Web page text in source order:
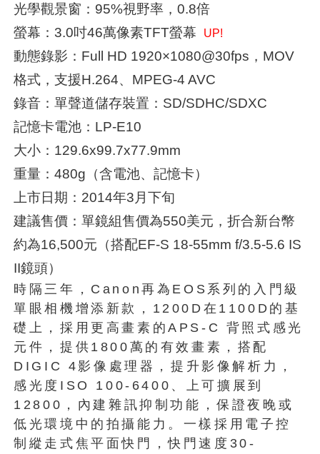
光學觀景窗：95%視野率，0.8倍
螢幕：3.0吋46萬像素TFT螢幕
UP!
動態錄影：Full HD 1920×1080@30fps，MOV
格式，支援H.264、MPEG-4 AVC
錄音：單聲道儲存裝置：SD/SDHC/SDXC
記憶卡電池：LP-E10
大小：129.6x99.7x77.9mm
重量：480g（含電池、記憶卡）
上市日期：2014年3月下旬
建議售價：單鏡組售價為550美元，折合新台幣
約為16,500元（搭配EF-S 18-55mm f/3.5-5.6 IS
II鏡頭）
時隔三年，Canon再為EOS系列的入門級
單眼相機增添新款，1200D在1100D的基
礎上，採用更高畫素的APS-C 背照式感光
元件，提供1800萬的有效畫素，搭配
DIGIC 4影像處理器，提升影像解析力，
感光度ISO 100-6400、上可擴展到
12800，內建雜訊抑制功能，保證夜晚或
低光環境中的拍攝能力。一樣採用電子控
制縱走式焦平面快門，快門速度30-